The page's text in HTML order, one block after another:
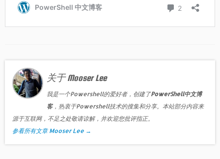
关于 Mooser Lee
我是一个Powershell的爱好者，创建了PowerShell中文博
客，热衷于Powershell技术的搜集和分享。本站部分内容来
源于互联网，不足之处敬请谅解，并欢迎您批评指正。
参看所有文章 Mooser Lee →